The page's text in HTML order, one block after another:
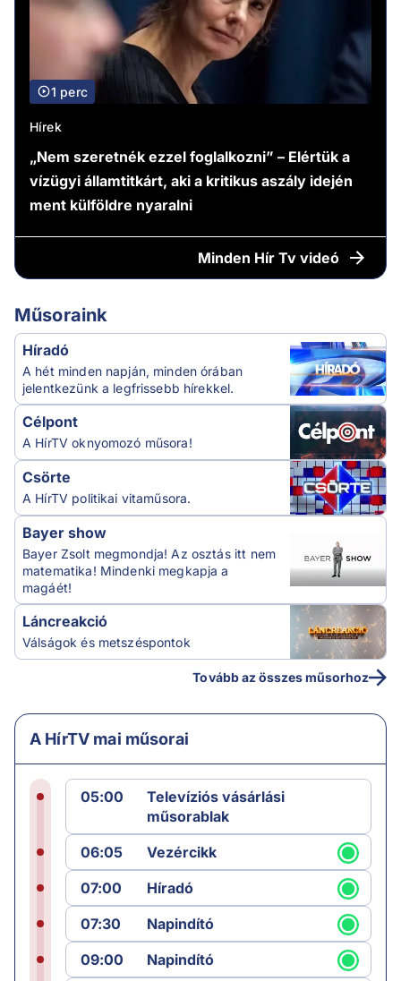
1 perc
Hírek
„Nem szeretnék ezzel foglalkozni” – Elértük a
vízügyi államtitkárt, aki a kritikus aszály idején
ment külföldre nyaralni
Minden Hír Tv videó
Műsoraink
Híradó
A hét minden napján, minden órában
jelentkezünk a legfrissebb hírekkel.
Célpont
A HírTV oknyomozó műsora!
Csörte
A HírTV politikai vitaműsora.
Bayer show
Bayer Zsolt megmondja! Az osztás itt nem
matematika! Mindenki megkapja a
magáét!
Láncreakció
Válságok és metszéspontok
Tovább az összes műsorhoz
A HírTV mai műsorai
05:00
Televíziós vásárlási
műsorablak
06:05
Vezércikk
07:00
Híradó
07:30
Napindító
09:00
Napindító